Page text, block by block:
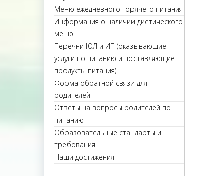
Меню ежедневного горячего питания
Информация о наличии диетического
меню
Перечни ЮЛ и ИП (оказывающие
услуги по питанию и поставляющие
продукты питания)
Форма обратной связи для
родителей
Ответы на вопросы родителей по
питанию
Образовательные стандарты и
требования
Наши достижения